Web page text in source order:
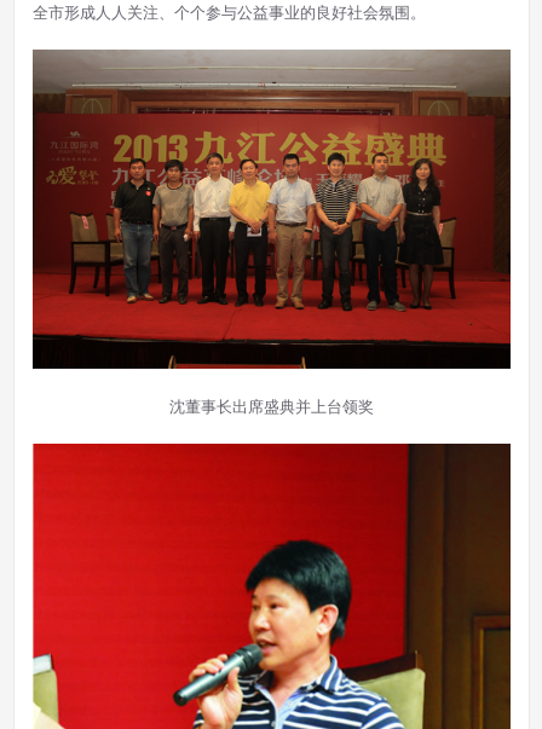
全市形成人人关注、个个参与公益事业的良好社会氛围。
沈董事长出席盛典并上台领奖